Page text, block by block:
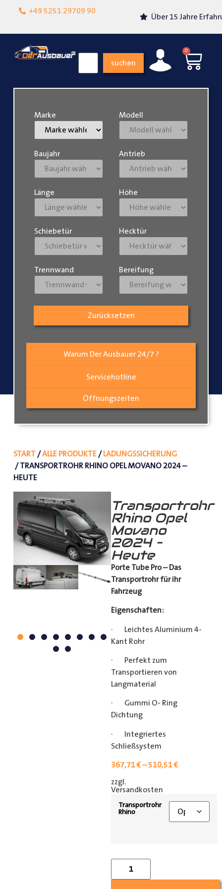
+49 5251 29709 90
Lokalgeschäft in
Über 15 Jahre Erfahrung
suchen
0
Warum Der Ausbauer 24/7 ?
Servicehotline
Öffnungszeiten
Marke Modell
Baujahr Antrieb
Länge Höhe
Schiebetür Hecktür
Trennwand Bereifung
Zurücksetzen
START/ALLE PRODUKTE/LADUNGSSICHERUNG
/ TRANSPORTROHR RHINO OPEL MOVANO 2024 –
HEUTE
Transportrohr
Rhino Opel
Movano
2024 –
Heute
Porte Tube Pro – Das
Transportrohr für ihr
Fahrzeug
Eigenschaften:
· Leichtes Aluminium 4-
Kant Rohr
· Perfekt zum
Transportieren von
Langmaterial
· Gummi O- Ring
Dichtung
· Integriertes
Schließsystem
367,71€–510,51€
zzgl.
Versandkosten
Transportrohr
Rhino